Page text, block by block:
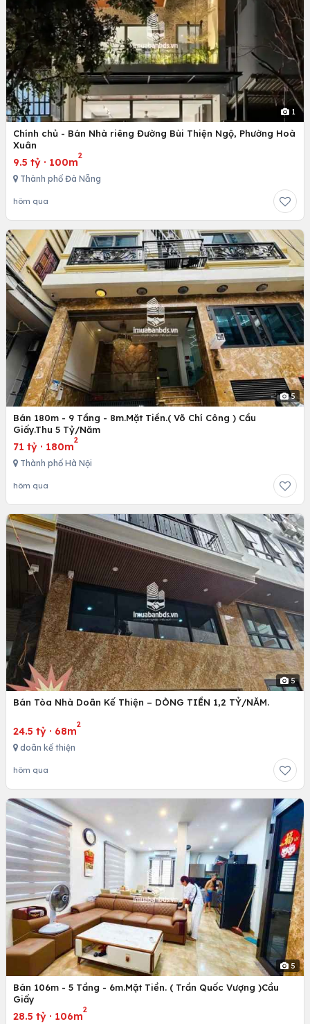
1
Chính chủ - Bán Nhà riêng Đường Bùi Thiện Ngộ, Phường Hoà
Xuân
9.5 tỷ · 100m
2
Thành phố Đà Nẵng
hôm qua
5
Bán 180m - 9 Tầng - 8m.Mặt Tiền.( Võ Chí Công ) Cầu
Giấy.Thu 5 Tỷ/Năm
71 tỷ · 180m
2
Thành phố Hà Nội
hôm qua
5
Bán Tòa Nhà Doãn Kế Thiện – DÒNG TIỀN 1,2 TỶ/NĂM.
24.5 tỷ · 68m
2
doãn kế thiện
hôm qua
5
Bán 106m - 5 Tầng - 6m.Mặt Tiền. ( Trần Quốc Vượng )Cầu
Giấy
28.5 tỷ · 106m
2